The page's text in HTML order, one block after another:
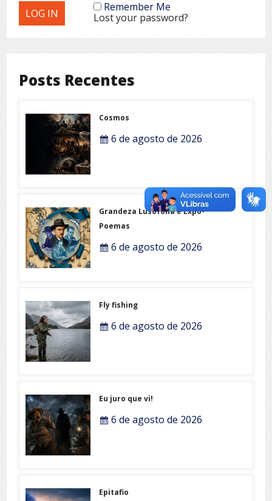
Remember Me
Lost your password?
Posts Recentes
Cosmos
6 de agosto de 2026
Grandeza Lusófona e Expo-
Poemas
6 de agosto de 2026
Fly fishing
6 de agosto de 2026
Eu juro que vi!
6 de agosto de 2026
Epitafio